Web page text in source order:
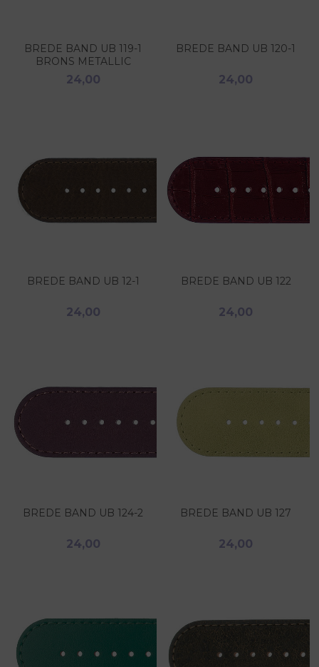
BREDE BAND UB 119-1
BRONS METALLIC
24,00
BREDE BAND UB 120-1
24,00
BREDE BAND UB 12-1
24,00
BREDE BAND UB 122
24,00
BREDE BAND UB 124-2
24,00
BREDE BAND UB 127
24,00